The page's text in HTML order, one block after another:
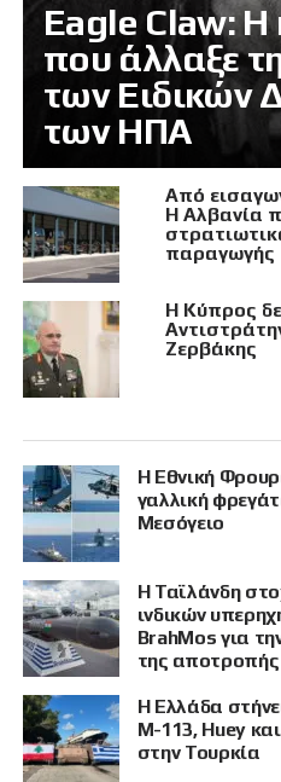
Eagle Claw:
που άλλαξε
των Ειδικών
των ΗΠΑ
Από
Η Αλβανία
παραγωγής
Η Κύπρος
Ζερβάκης
Η Εθνική
γαλλική
Μεσόγειο
Η Ταϊλάνδη
ινδικών
BrahMos για
της αποτροπής
Η Ελλάδα
M-113, Huey
στην Τουρκία